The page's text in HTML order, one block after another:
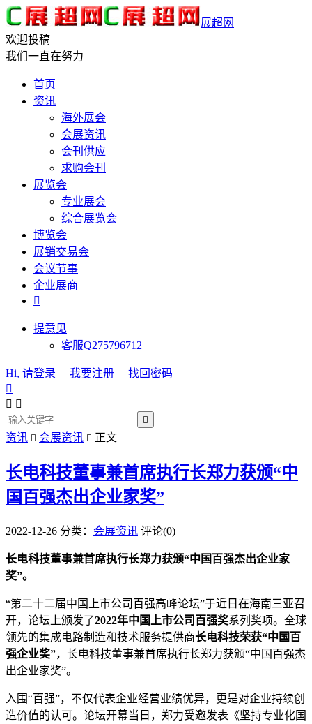
展超网
欢迎投稿
我们一直在努力
首页
资讯
海外展会
会展资讯
会刊供应
求购会刊
展览会
专业展会
综合展览会
博览会
展销交易会
会议节事
企业展商

提意见
客服Q275796712
Hi, 请登录 我要注册
找回密码

 

资讯  会展资讯  正文
长电科技董事兼首席执行长郑力获颁“中
国百强杰出企业家奖”
2022-12-26 分类： 会展资讯 评论(0)
长电科技董事兼首席执行长郑力获颁“中国百强杰出企业家
奖”。
“第二十二届中国上市公司百强高峰论坛”于近日在海南三亚召
开，论坛上颁发了2022年中国上市公司百强奖系列奖项。全球
领先的集成电路制造和技术服务提供商长电科技荣获“中国百
强企业奖”，长电科技董事兼首席执行长郑力获颁“中国百强杰
出企业家奖”。
入围“百强”，不仅代表企业经营业绩优异，更是对企业持续创
造价值的认可。论坛开幕当日，郑力受邀发表《坚持专业化国